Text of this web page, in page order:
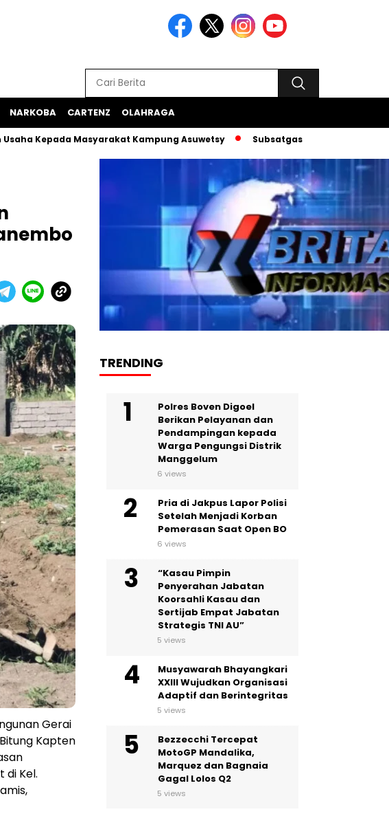
NARKOBA CARTENZ OLAHRAGA
Masyarakat Kampung Asuwetsy Subsatgas Si-Ipar Terus Konsisten
Gerai
Kapten
Kel.
TRENDING
Polres Boven Digoel
Berikan Pelayanan dan
Pendampingan kepada
Warga Pengungsi Distrik
Manggelum
6 views
Pria di Jakpus Lapor Polisi
Setelah Menjadi Korban
Pemerasan Saat Open BO
6 views
“Kasau Pimpin
Penyerahan Jabatan
Koorsahli Kasau dan
Sertijab Empat Jabatan
Strategis TNI AU”
5 views
Musyawarah Bhayangkari
XXIII Wujudkan Organisasi
Adaptif dan Berintegritas
5 views
Bezzecchi Tercepat
MotoGP Mandalika,
Marquez dan Bagnaia
Gagal Lolos Q2
5 views